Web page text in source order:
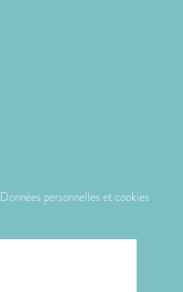
Données personnelles et cookies